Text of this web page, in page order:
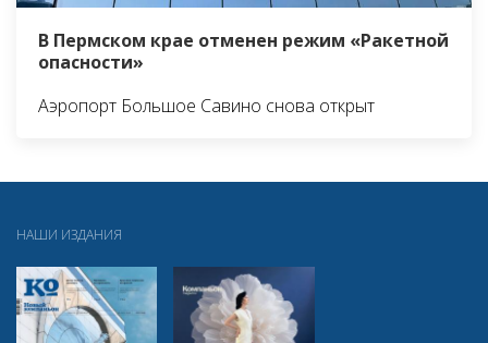
В Пермском крае отменен режим «Ракетной
опасности»
Аэропорт Большое Савино снова открыт
НАШИ ИЗДАНИЯ